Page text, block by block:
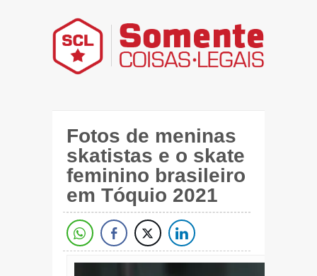
Fotos de meninas
skatistas e o skate
feminino brasileiro
em Tóquio 2021